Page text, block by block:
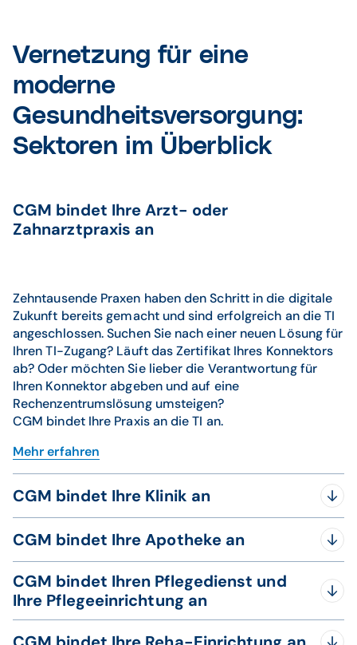
Vernetzung für eine
moderne
Gesundheitsversorgung:
Sektoren im Überblick
CGM bindet Ihre Arzt- oder
Zahnarztpraxis an
Zehntausende Praxen haben den Schritt in die digitale
Zukunft bereits gemacht und sind erfolgreich an die TI
angeschlossen. Suchen Sie nach einer neuen Lösung für
Ihren TI-Zugang? Läuft das Zertifikat Ihres Konnektors
ab? Oder möchten Sie lieber die Verantwortung für
Ihren Konnektor abgeben und auf eine
Rechenzentrumslösung umsteigen?
CGM bindet Ihre Praxis an die TI an.
Mehr erfahren
CGM bindet Ihre Klinik an
Gesundheitssystems. Der nahtlose
Informationsaustausch mit niedergelassenen Ärzten ist
entscheidend für die optimale Versorgung, sowohl
stationär als auch ambulant. Die TI sorgt hier für eine
verbesserte Kommunikation und Zusammenarbeit –
CGM bindet Ihre Apotheke an
Einführung des E-Rezepts hat das Einlösen des
Rezeptes wesentlich vereinfacht. Diese digitalen
Lösungen verbessern nicht nur die Effizienz, sondern
tragen auch zur Arzneimitteltherapiesicherheit bei,
CGM bindet Ihren Pflegedienst und
Ihre Pflegeeinrichtung an